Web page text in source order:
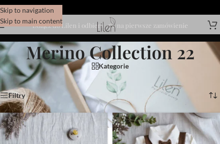
Skip to navigation
Skip to main content
Dołącz do Lilen i odbierz -5% na pierwsze zamówienie
Merino Collection 22
Kategorie
Wyświetlanie 1–12 z 33 wyników
Filtry